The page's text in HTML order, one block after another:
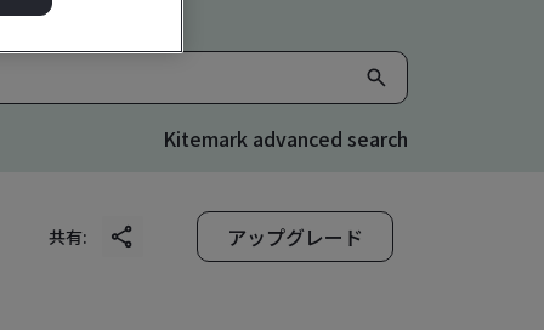
Kitemark advanced search
共有: アップグレード